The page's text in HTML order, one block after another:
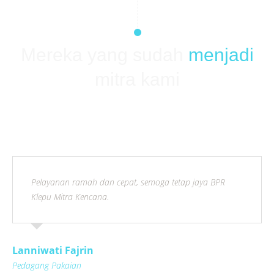
menjadi
Pelayanan ramah dan cepat, semoga tetap jaya BPR
Klepu Mitra Kencana.
Lanniwati Fajrin
Pedagang Pakaian